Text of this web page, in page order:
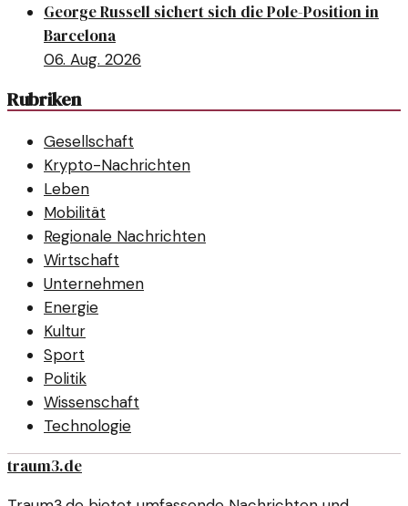
George Russell sichert sich die Pole-Position in
Barcelona
06. Aug. 2026
Rubriken
Gesellschaft
Krypto-Nachrichten
Leben
Mobilität
Regionale Nachrichten
Wirtschaft
Unternehmen
Energie
Kultur
Sport
Politik
Wissenschaft
Technologie
traum3.de